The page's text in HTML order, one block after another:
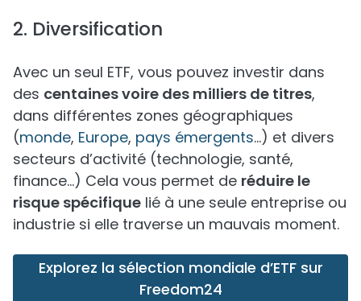
2. Diversification
Avec un seul ETF, vous pouvez investir dans
des centaines voire des milliers de titres,
dans différentes zones géographiques
(monde, Europe, pays émergents…) et divers
secteurs d’activité (technologie, santé,
finance...) Cela vous permet de réduire le
risque spécifique lié à une seule entreprise ou
industrie si elle traverse un mauvais moment.
Explorez la sélection mondiale d’ETF sur
Freedom24